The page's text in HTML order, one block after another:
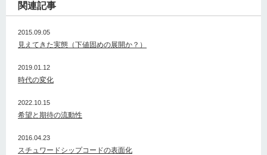
関連記事
2015.09.05
見えてきた実態（下値固めの展開か？）
2019.01.12
時代の変化
2022.10.15
希望と期待の流動性
2016.04.23
スチュワードシップコードの表面化